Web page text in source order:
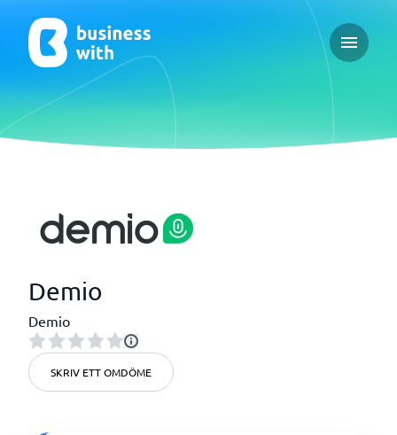
Open
Demio
Demio
SKRIV ETT OMDÖME